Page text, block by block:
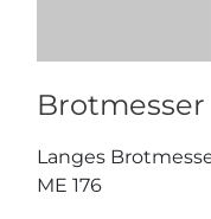
Brotmesser
Langes
ME 176